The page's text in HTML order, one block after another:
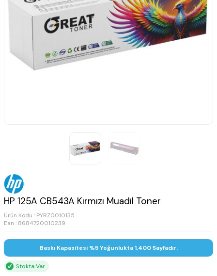
HP 125A CB543A Kırmızı Muadil Toner
Ürün Kodu : PYRZ0010135
Ean : 8684720010239
Baskı Kapasitesi %5 Yoğunlukta 1,400 Sayfadır.
Stokta Var